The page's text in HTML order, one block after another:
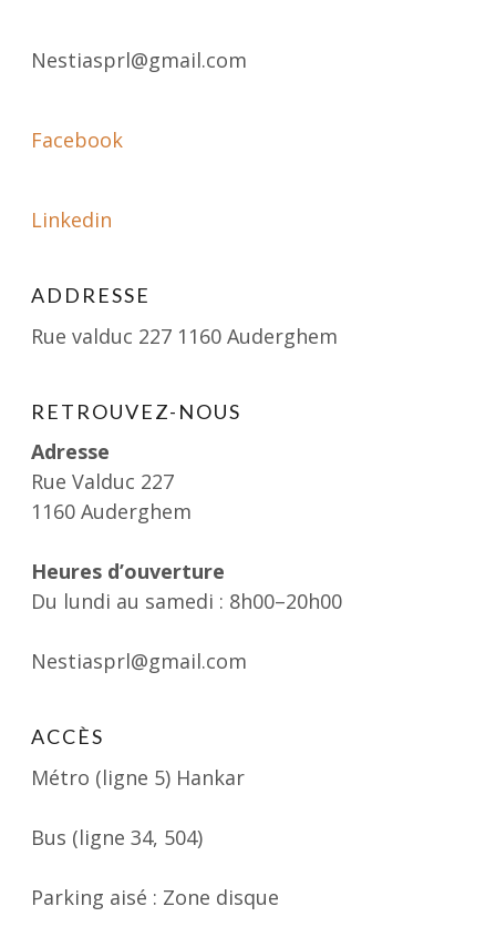
Nestiasprl@gmail.com
Facebook
Linkedin
ADDRESSE
Rue valduc 227 1160 Auderghem
RETROUVEZ-NOUS
Adresse
Rue Valduc 227
1160 Auderghem
Heures d’ouverture
Du lundi au samedi : 8h00–20h00
Nestiasprl@gmail.com
ACCÈS
Métro (ligne 5) Hankar
Bus (ligne 34, 504)
Parking aisé : Zone disque